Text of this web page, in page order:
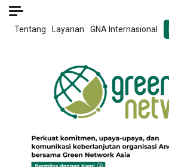
Skip
Tentang Layanan GNA Internasional